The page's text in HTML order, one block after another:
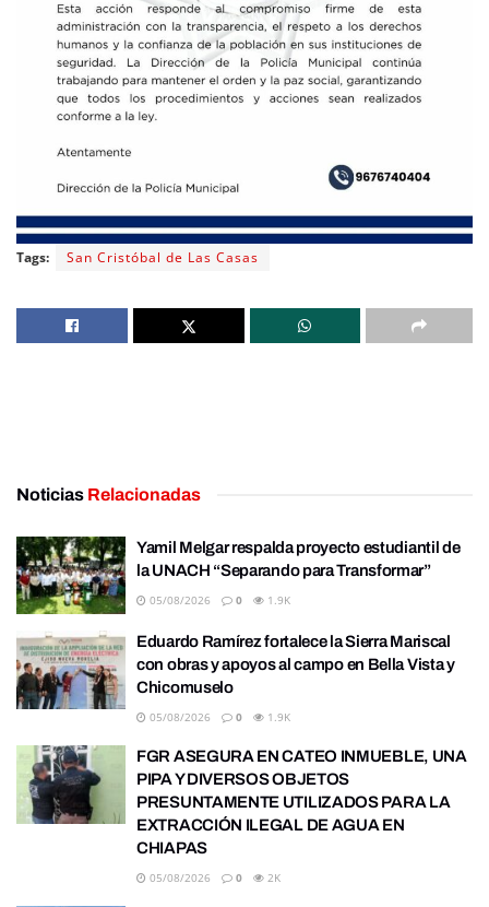
Tags: San Cristóbal de Las Casas
Noticias Relacionadas
Yamil Melgar respalda proyecto estudiantil de
la UNACH “Separando para Transformar”
05/08/2026 0 1.9K
Eduardo Ramírez fortalece la Sierra Mariscal
con obras y apoyos al campo en Bella Vista y
Chicomuselo
05/08/2026 0 1.9K
FGR ASEGURA EN CATEO INMUEBLE, UNA
PIPA Y DIVERSOS OBJETOS
PRESUNTAMENTE UTILIZADOS PARA LA
EXTRACCIÓN ILEGAL DE AGUA EN
CHIAPAS
05/08/2026 0 2K